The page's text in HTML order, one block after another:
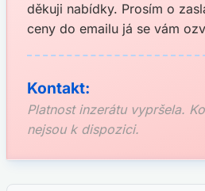
děkuji nabídky. Prosím o
ceny do emailu já se vám
Kontakt:
Platnost inzerátu vypršela.
nejsou k dispozici.